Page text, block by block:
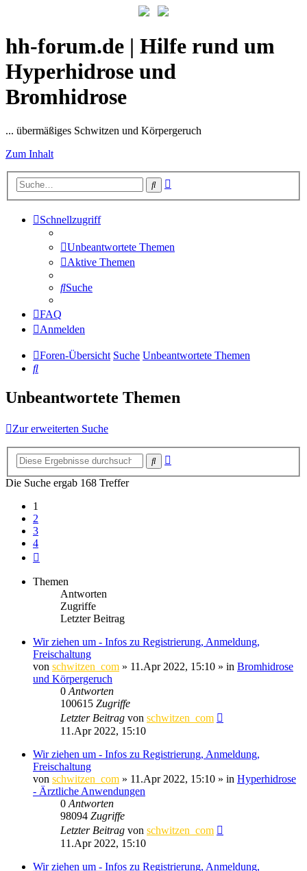
hh-forum.de | Hilfe rund um
Hyperhidrose und
Bromhidrose
... übermäßiges Schwitzen und Körpergeruch
Zum Inhalt
Suche
Schnellzugriff
Unbeantwortete Themen
Aktive Themen
Suche
FAQ
Anmelden
Foren-Übersicht Suche Unbeantwortete Themen
Suche
Unbeantwortete Themen
Zur erweiterten Suche
Suche
Die Suche ergab 168 Treffer
1
2
3
4
Themen
Antworten
Zugriffe
Letzter Beitrag
Wir ziehen um - Infos zu Registrierung, Anmeldung,
Freischaltung
von schwitzen_com » 11.Apr 2022, 15:10 » in Bromhidrose
und Körpergeruch
0 Antworten
100615 Zugriffe
Letzter Beitrag von schwitzen_com
11.Apr 2022, 15:10
Wir ziehen um - Infos zu Registrierung, Anmeldung,
Freischaltung
von schwitzen_com » 11.Apr 2022, 15:10 » in Hyperhidrose
- Ärztliche Anwendungen
0 Antworten
98094 Zugriffe
Letzter Beitrag von schwitzen_com
11.Apr 2022, 15:10
Wir ziehen um - Infos zu Registrierung, Anmeldung,